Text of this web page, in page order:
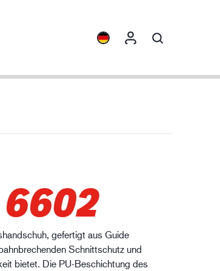
gefertigt aus Guide
Schnittschutz und
bietet. Die PU-Beschichtung des